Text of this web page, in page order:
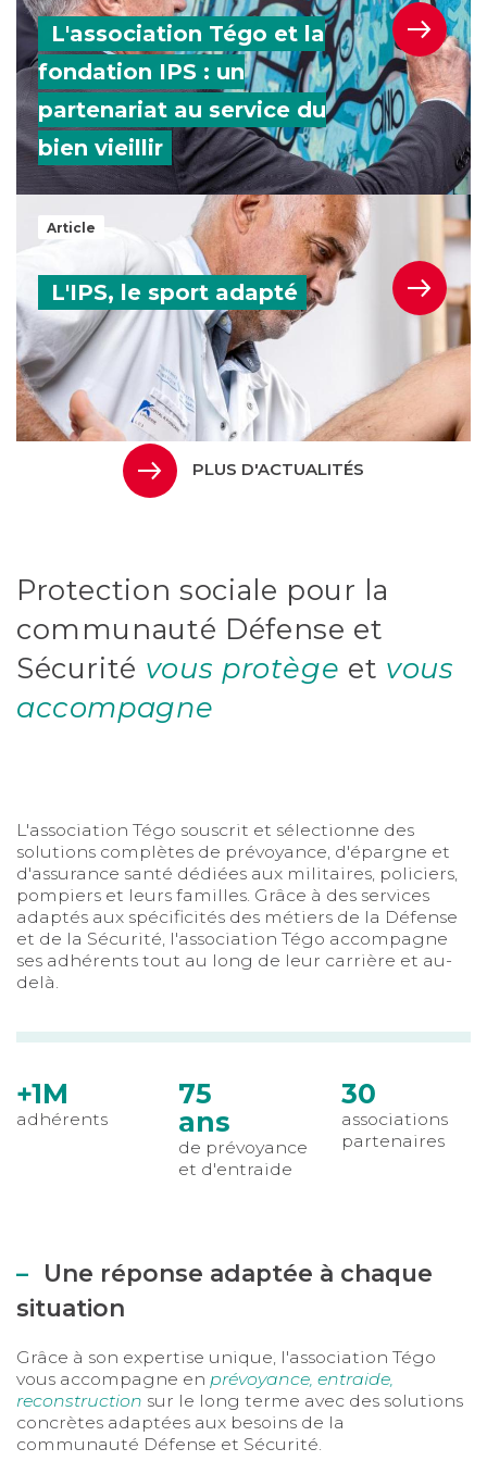
L'association Tégo et la
fondation IPS : un
partenariat au service du
bien vieillir
Article
L'IPS, le sport adapté
PLUS D'ACTUALITÉS
Protection sociale pour la
communauté Défense et
Sécurité vous protège et vous
accompagne
L'association Tégo souscrit et sélectionne des
solutions complètes de prévoyance, d'épargne et
d'assurance santé dédiées aux militaires, policiers,
pompiers et leurs familles. Grâce à des services
adaptés aux spécificités des métiers de la Défense
et de la Sécurité, l'association Tégo accompagne
ses adhérents tout au long de leur carrière et au-
delà.
+1M
adhérents
75
ans
de prévoyance
et d'entraide
30
associations
partenaires
Une réponse adaptée à chaque
situation
Grâce à son expertise unique, l'association Tégo
vous accompagne en prévoyance, entraide,
reconstruction sur le long terme avec des solutions
concrètes adaptées aux besoins de la
communauté Défense et Sécurité.